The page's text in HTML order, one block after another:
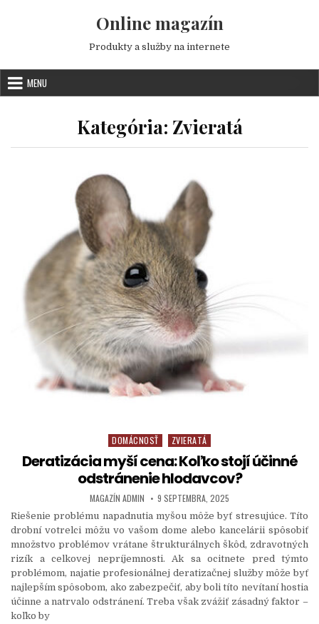
Online magazín
Produkty a služby na internete
MENU
Kategória: Zvieratá
Posted in
DOMÁCNOSŤ ZVIERATÁ
Deratizácia myší cena: Koľko stojí účinné
odstránenie hlodavcov?
AUTHOR:
MAGAZÍN ADMIN PUBLISHED DATE:
9 SEPTEMBRA, 2025
Riešenie problému napadnutia myšou môže byť stresujúce. Títo
drobní votrelci môžu vo vašom dome alebo kancelárii spôsobiť
množstvo problémov vrátane štrukturálnych škôd, zdravotných
rizík a celkovej nepríjemnosti. Ak sa ocitnete pred týmto
problémom, najatie profesionálnej deratizačnej služby môže byť
najlepším spôsobom, ako zabezpečiť, aby boli títo nevítaní hostia
účinne a natrvalo odstránení. Treba však zvážiť zásadný faktor –
koľko by